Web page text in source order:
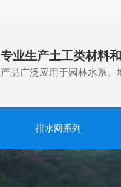
专业生产土工类材料
产品广泛应用于园林水系
排水网系列